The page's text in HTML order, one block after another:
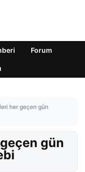
Forum
her geçen gün
gün